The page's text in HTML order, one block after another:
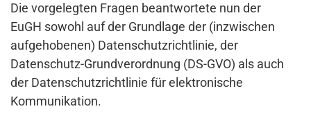
Die vorgelegten Fragen beantwortete nun der
EuGH sowohl auf der Grundlage der (inzwischen
aufgehobenen) Datenschutzrichtlinie, der
Datenschutz-Grundverordnung (DS-GVO) als auch
der Datenschutzrichtlinie für elektronische
Kommunikation.